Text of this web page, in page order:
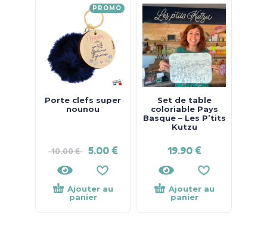
PROMO
Porte clefs super
nounou
10.00€ 5.00€
Ajouter au
panier
Set de table
coloriable Pays
Basque – Les P’tits
Kutzu
19.90€
Ajouter au
panier